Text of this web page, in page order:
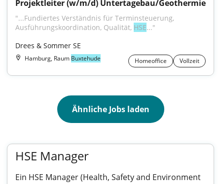
Projektleiter (w/m/d) Untertagebau/Geothermie
"...Fundiertes Verständnis für Terminsteuerung,
Ausführungskoordination, Qualität, HSE..."
Drees & Sommer SE
Hamburg, Raum Buxtehude Homeoffice Vollzeit
Ähnliche Jobs laden
HSE Manager
Ein HSE Manager (Health, Safety and Environment